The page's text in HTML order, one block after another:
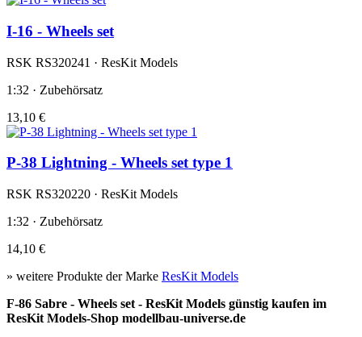
I-16 - Wheels set
RSK RS320241 · ResKit Models
1:32 · Zubehörsatz
13,10 €
P-38 Lightning - Wheels set type 1
RSK RS320220 · ResKit Models
1:32 · Zubehörsatz
14,10 €
» weitere Produkte der Marke ResKit Models
F-86 Sabre - Wheels set - ResKit Models günstig kaufen im
ResKit Models-Shop modellbau-universe.de